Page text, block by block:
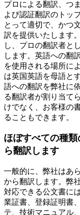
プロによる翻訳、つ
よび認証翻訳のトッ
とって適切で、かつ
訳を提供いたします
し、プロの翻訳者と
します。英語への翻
を使用される場所に
は英国英語を母語と
語への翻訳を弊社に
る翻訳者が割り当て
けでなく、お客様の
ることもできます。
ほぼすべての種
ら翻訳します
一般的に、弊社はあ
から翻訳します。弊
対応できる公文書に
業証書、登録証明書
テ、技術マニュアル